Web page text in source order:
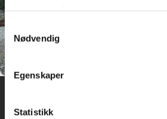
Samtykkevalg
Nødvendig
Egenskaper
Statistikk